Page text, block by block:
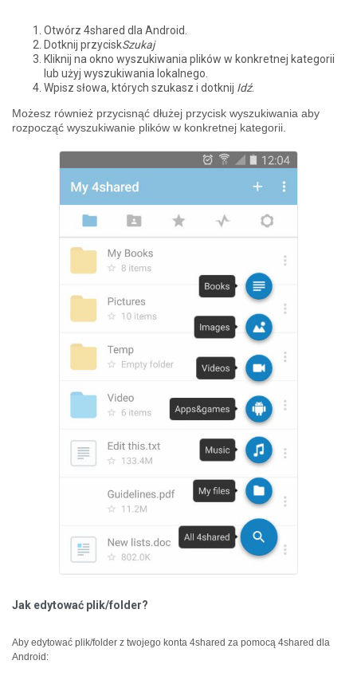
Otwórz 4shared dla Android.
Dotknij przyciskSzukaj
Kliknij na okno wyszukiwania plików w konkretnej kategorii
lub użyj wyszukiwania lokalnego.
Wpisz słowa, których szukasz i dotknij Idź.
Możesz również przycisnąć dłużej przycisk wyszukiwania aby
rozpocząć wyszukiwanie plików w konkretnej kategorii.
Jak edytować plik/folder?
Aby edytować plik/folder z twojego konta 4shared za pomocą 4shared dla
Android: